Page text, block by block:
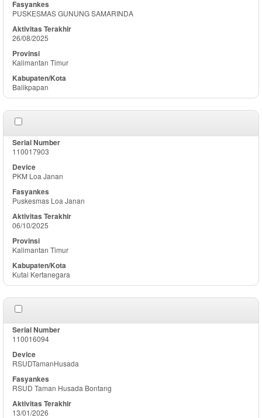
PUSKESMAS GUNUNG SAMARINDA
26/08/2025
Kalimantan Timur
Balikpapan
110017903
PKM Loa Janan
Puskesmas Loa Janan
06/10/2025
Kalimantan Timur
Kutai Kertanegara
110016094
RSUDTamanHusada
RSUD Taman Husada Bontang
13/01/2026